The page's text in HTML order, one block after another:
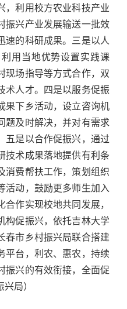
，利用校方农业科技产业
振兴产业发展输送一批效
速的科研成果。三是以人
用当地优势设置实践课
现场指导等方式合作，双
术人才。四是以服务促振
果下乡活动，设立咨询机
题及时解决，并对有需求
五是以合作促振兴，通过
技术成果落地提供有利条
消费帮扶工作，策划组织
活动，鼓励更多师生加入
作实现校地共同发展，
构促振兴，依托吉林大学
春市乡村振兴局联合搭建
平台，利农、惠农，持续
振兴的有效衔接，全面促
局）